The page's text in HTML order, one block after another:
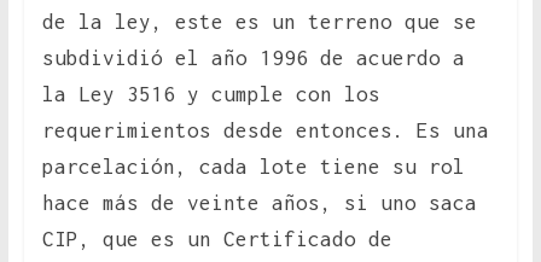
de la ley, este es un terreno que se
subdividió el año 1996 de acuerdo a
la Ley 3516 y cumple con los
requerimientos desde entonces. Es una
parcelación, cada lote tiene su rol
hace más de veinte años, si uno saca
CIP, que es un Certificado de